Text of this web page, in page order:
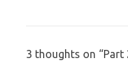
3 thoughts on “Part